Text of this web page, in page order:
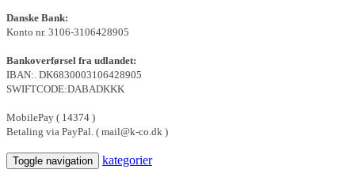
Danske Bank:
Konto nr. 3106-3106428905
Bankoverførsel fra udlandet:
IBAN:. DK6830003106428905
SWIFTCODE:DABADKKK
MobilePay ( 14374 )
Betaling via PayPal. ( mail@k-co.dk )
Toggle navigation kategorier